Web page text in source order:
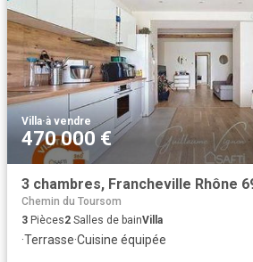
Villa·à vendre
470 000 €
3 chambres, Francheville Rhône
Chemin du Toursom
3 Pièces2 Salles de bainVilla
·Terrasse·Cuisine équipée